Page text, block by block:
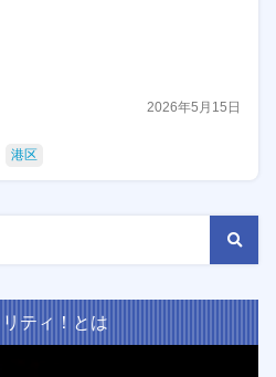
2026年5月15日
港区
リティ！とは